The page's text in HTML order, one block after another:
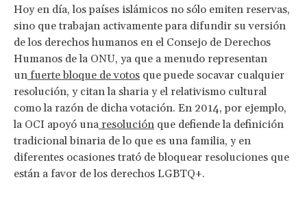
Hoy en día, los países islámicos no sólo emiten reservas,
sino que trabajan activamente para difundir su versión
de los derechos humanos en el Consejo de Derechos
Humanos de la ONU, ya que a menudo representan
un fuerte bloque de votos que puede socavar cualquier
resolución, y citan la sharia y el relativismo cultural
como la razón de dicha votación. En 2014, por ejemplo,
la OCI apoyó una resolución que defiende la definición
tradicional binaria de lo que es una familia, y en
diferentes ocasiones trató de bloquear resoluciones que
están a favor de los derechos LGBTQ+.